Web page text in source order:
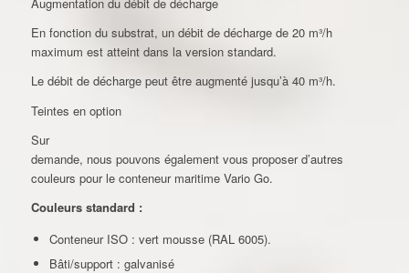
Augmentation du débit de décharge
En fonction du substrat, un débit de décharge de 20 m³/h
maximum est atteint dans la version standard.
Le débit de décharge peut être augmenté jusqu’à 40 m³/h.
Teintes en option
Sur
demande, nous pouvons également vous proposer d’autres
couleurs pour le conteneur maritime Vario Go.
Couleurs standard :
Conteneur ISO : vert mousse (RAL 6005).
Bâti/support : galvanisé